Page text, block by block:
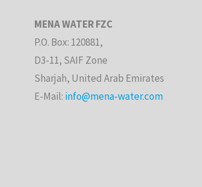
MENA WATER FZC
P.O. Box: 120881,
D3-11, SAIF Zone
Sharjah, United Arab Emirates
E-Mail: info@mena-water.com